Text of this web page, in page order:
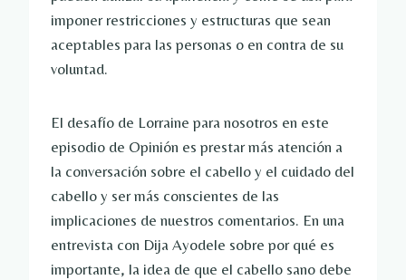
imponer restricciones y estructuras que sean
aceptables para las personas o en contra de su
voluntad.
El desafío de Lorraine para nosotros en este
episodio de Opinión es prestar más atención a
la conversación sobre el cabello y el cuidado del
cabello y ser más conscientes de las
implicaciones de nuestros comentarios. En una
entrevista con Dija Ayodele sobre por qué es
importante, la idea de que el cabello sano debe